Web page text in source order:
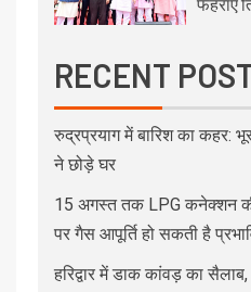
RECENT
रुद्रप्रयाग में बारिश का कहर:
ने छोड़े घर
15 अगस्त तक LPG कनेक्शन
पर गैस आपूर्ति हो सकती है
हरिद्वार में डाक कांवड़ का